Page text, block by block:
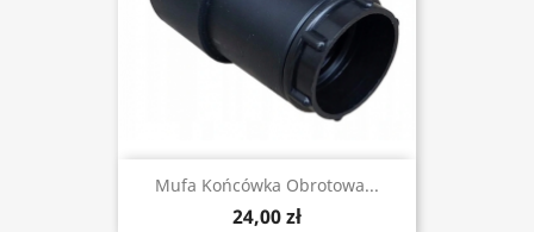
Mufa Końcówka Obrotowa...
24,00 zł